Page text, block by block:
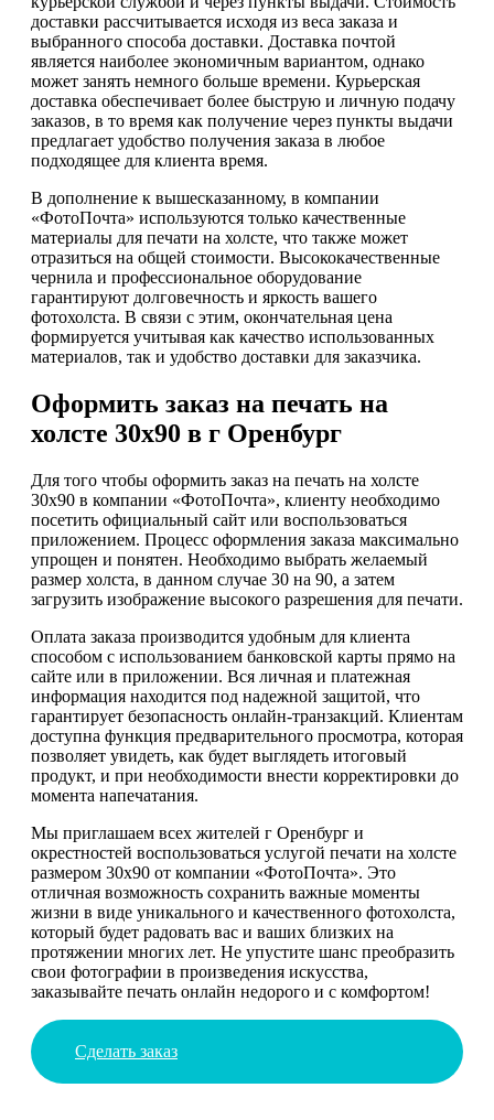
доставки рассчитывается исходя из веса заказа и
выбранного способа доставки. Доставка почтой
является наиболее экономичным вариантом, однако
может занять немного больше времени. Курьерская
доставка обеспечивает более быструю и личную подачу
заказов, в то время как получение через пункты выдачи
предлагает удобство получения заказа в любое
подходящее для клиента время.
В дополнение к вышесказанному, в компании
«ФотоПочта» используются только качественные
материалы для печати на холсте, что также может
отразиться на общей стоимости. Высококачественные
чернила и профессиональное оборудование
гарантируют долговечность и яркость вашего
фотохолста. В связи с этим, окончательная цена
формируется учитывая как качество использованных
материалов, так и удобство доставки для заказчика.
Оформить заказ на печать на
холсте 30х90 в г Оренбург
Для того чтобы оформить заказ на печать на холсте
30х90 в компании «ФотоПочта», клиенту необходимо
посетить официальный сайт или воспользоваться
приложением. Процесс оформления заказа максимально
упрощен и понятен. Необходимо выбрать желаемый
размер холста, в данном случае 30 на 90, а затем
загрузить изображение высокого разрешения для печати.
Оплата заказа производится удобным для клиента
способом с использованием банковской карты прямо на
сайте или в приложении. Вся личная и платежная
информация находится под надежной защитой, что
гарантирует безопасность онлайн-транзакций. Клиентам
доступна функция предварительного просмотра, которая
позволяет увидеть, как будет выглядеть итоговый
продукт, и при необходимости внести корректировки до
момента напечатания.
Мы приглашаем всех жителей г Оренбург и
окрестностей воспользоваться услугой печати на холсте
размером 30х90 от компании «ФотоПочта». Это
отличная возможность сохранить важные моменты
жизни в виде уникального и качественного фотохолста,
который будет радовать вас и ваших близких на
протяжении многих лет. Не упустите шанс преобразить
свои фотографии в произведения искусства,
заказывайте печать онлайн недорого и с комфортом!
Сделать заказ